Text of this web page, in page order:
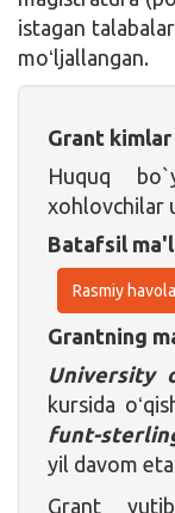
istagan
moʻljallangan.
Grant kimlar
Huquq
xohlovchilar
Batafsil
Rasmiy havola
Grantning
University
kursida
funt-
yil davom
Grant